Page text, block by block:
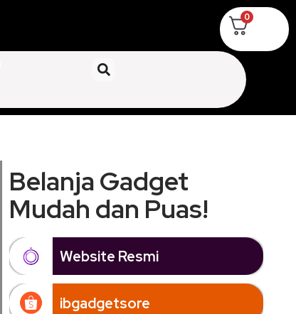
0
Belanja Gadget
Mudah dan Puas!
Website Resmi
ibgadgetsore